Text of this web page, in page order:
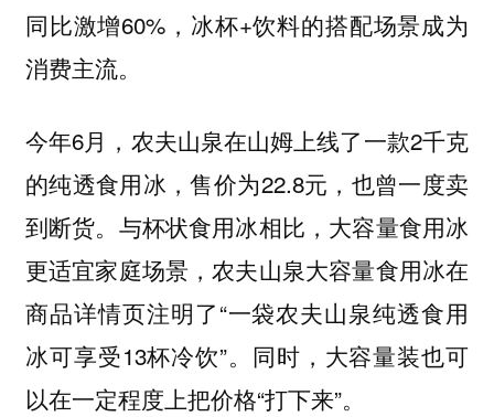
同比激增60%，冰杯+饮料的搭配场景成为
消费主流。
今年6月，农夫山泉在山姆上线了一款2千克
的纯透食用冰，售价为22.8元，也曾一度卖
到断货。与杯状食用冰相比，大容量食用冰
更适宜家庭场景，农夫山泉大容量食用冰在
商品详情页注明了“一袋农夫山泉纯透食用
冰可享受13杯冷饮”。同时，大容量装也可
以在一定程度上把价格“打下来”。